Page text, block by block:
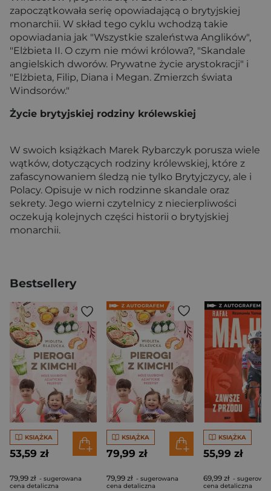
zapoczątkowała serię opowiadającą o brytyjskiej
monarchii. W skład tego cyklu wchodzą takie
opowiadania jak "Wszystkie szaleństwa Anglików",
"Elżbieta II. O czym nie mówi królowa?, "Skandale
angielskich dworów. Prywatne życie arystokracji" i
"Elżbieta, Filip, Diana i Megan. Zmierzch świata
Windsorów."
Życie brytyjskiej rodziny królewskiej
W swoich książkach Marek Rybarczyk porusza wiele
wątków, dotyczących rodziny królewskiej, które z
zafascynowaniem śledzą nie tylko Brytyjczycy, ale i
Polacy. Opisuje w nich rodzinne skandale oraz
sekrety. Jego wierni czytelnicy z niecierpliwości
oczekują kolejnych części historii o brytyjskiej
monarchii.
Bestsellery
KSIĄŻKA
53,59 zł
79,99 zł - sugerowana
cena detaliczna
KSIĄŻKA
79,99 zł
79,99 zł - sugerowana
cena detaliczna
KSIĄŻKA
55,99 zł
69,99 zł -
cena detaliczna